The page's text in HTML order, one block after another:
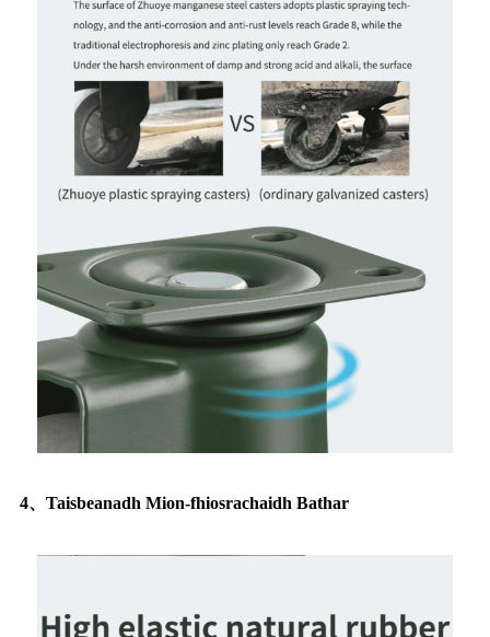
4、Taisbeanadh Mion-fhiosrachaidh Bathar